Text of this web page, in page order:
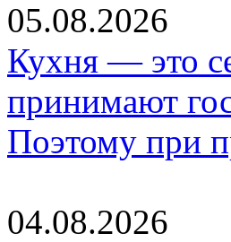
05.08.2026
Кухня — это
принимают
Поэтому при
04.08.2026